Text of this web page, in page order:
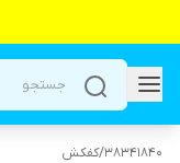
38341840
/کفکش